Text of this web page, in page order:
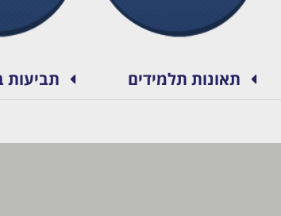
תאונות תלמידים תביעות